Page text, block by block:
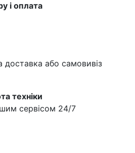
і оплата
або самовивіз
техніки
сервісом 24/7